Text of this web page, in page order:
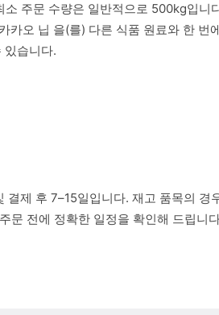
소 주문 수량은 일반적으로 500kg입니
카오 닙 을(를) 다른 식품 원료와 한 번
있습니다.
결제 후 7–15일입니다. 재고 품목의 경
문 전에 정확한 일정을 확인해 드립니